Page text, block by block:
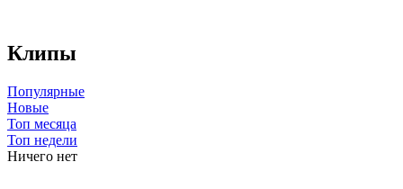
Клипы
Популярные
Новые
Топ месяца
Топ недели
Ничего нет